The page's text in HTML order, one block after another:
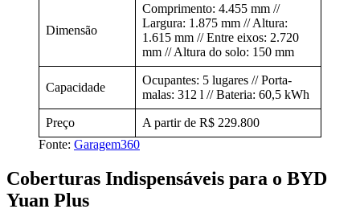
Dimensão
Comprimento: 4.455 mm //
Largura: 1.875 mm // Altura:
1.615 mm // Entre eixos: 2.720
mm // Altura do solo: 150 mm
Capacidade
Ocupantes: 5 lugares // Porta-
malas: 312 l // Bateria: 60,5 kWh
Preço
A partir de R$ 229.800
Fonte: Garagem360
Coberturas Indispensáveis para o BYD
Yuan Plus